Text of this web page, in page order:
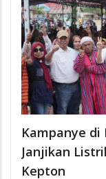
Kampanye di
Janjikan
Kepton